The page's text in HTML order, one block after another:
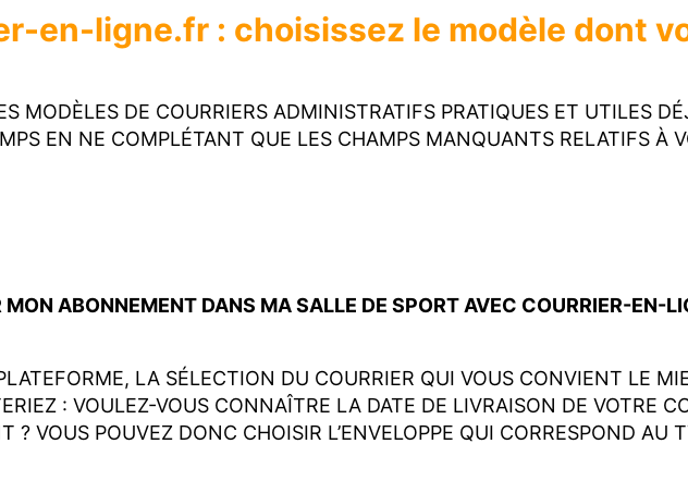
en-ligne.fr : choisissez le modèle dont
MODÈLES DE COURRIERS ADMINISTRATIFS PRATIQUES ET UTILES
EN NE COMPLÉTANT QUE LES CHAMPS MANQUANTS RELATIFS À
MON ABONNEMENT DANS MA SALLE DE SPORT AVEC COURRIER-EN-
LA SÉLECTION DU COURRIER QUI VOUS CONVIENT LE
: VOULEZ-VOUS CONNAÎTRE LA DATE DE LIVRAISON DE VOTRE
? VOUS POUVEZ DONC CHOISIR L’ENVELOPPE QUI CORRESPOND AU